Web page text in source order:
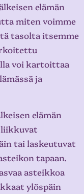
elämän
miten voimme
tasolta itsemme
voi kartoittaa
ja
elämän
liikkuvat
tai laskeutuvat
tapaan.
asteikkoa
ylöspäin